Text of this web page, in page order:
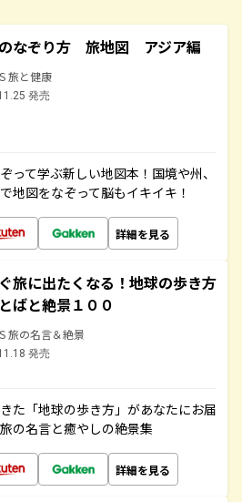
なぞり方 旅地図 アジア編
旅と健康
発売
って学ぶ新しい地図本！国境や州、
地図をなぞって脳もイキイキ！
詳細を見る
旅に出たくなる！地球の歩き方
ばと絶景１００
旅の名言＆絶景
発売
た「地球の歩き方」があなたにお届
の名言と癒やしの絶景集
詳細を見る